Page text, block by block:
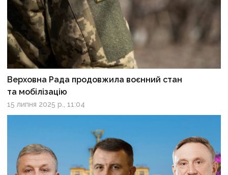
Верховна Рада продовжила воєнний стан
та мобілізацію
15 липня 2025 р., 11:04